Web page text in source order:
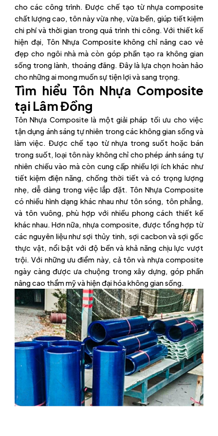
cho các công trình. Được chế tạo từ nhựa composite
chất lượng cao, tôn này vừa nhẹ, vừa bền, giúp tiết kiệm
chi phí và thời gian trong quá trình thi công. Với thiết kế
hiện đại, Tôn Nhựa Composite không chỉ nâng cao vẻ
đẹp cho ngôi nhà mà còn góp phần tạo ra không gian
sống trong lành, thoáng đãng. Đây là lựa chọn hoàn hảo
cho những ai mong muốn sự tiện lợi và sang trọng.
Tìm hiểu Tôn Nhựa Composite
tại Lâm Đồng
Tôn Nhựa Composite là một giải pháp tối ưu cho việc
tận dụng ánh sáng tự nhiên trong các không gian sống và
làm việc. Được chế tạo từ nhựa trong suốt hoặc bán
trong suốt, loại tôn này không chỉ cho phép ánh sáng tự
nhiên chiếu vào mà còn cung cấp nhiều lợi ích khác như
tiết kiệm điện năng, chống thời tiết và có trọng lượng
nhẹ, dễ dàng trong việc lắp đặt. Tôn Nhựa Composite
có nhiều hình dạng khác nhau như tôn sóng, tôn phẳng,
và tôn vuông, phù hợp với nhiều phong cách thiết kế
khác nhau. Hơn nữa, nhựa composite, được tổng hợp từ
các nguyên liệu như sợi thủy tinh, sợi cacbon và sợi gốc
thực vật, nổi bật với độ bền và khả năng chịu lực vượt
trội. Với những ưu điểm này, cả tôn và nhựa composite
ngày càng được ưa chuộng trong xây dựng, góp phần
nâng cao thẩm mỹ và hiện đại hóa không gian sống.